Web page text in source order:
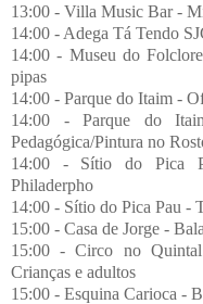
13:00 - Villa Music Bar -
14:00 - Adega Tá Tendo
14:00 - Museu do
pipas
14:00 - Parque do Itaim -
14:00 - Parque do
Pedagógica/Pintura no
14:00 - Sítio do Pica
Philaderpho
14:00 - Sítio do Pica Pau -
15:00 - Casa de Jorge -
15:00 - Circo no
Crianças e adultos
15:00 - Esquina Carioca -